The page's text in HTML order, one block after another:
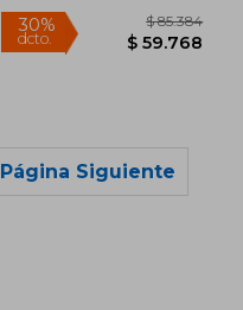
Página Siguiente